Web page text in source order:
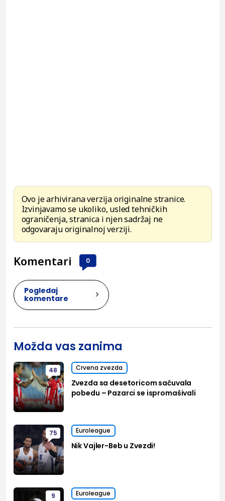
Ovo je arhivirana verzija originalne stranice.
Izvinjavamo se ukoliko, usled tehničkih
ograničenja, stranica i njen sadržaj ne
odgovaraju originalnoj verziji.
Komentari 0
Pogledaj
komentare
Možda vas zanima
48 Crvena zvezda
Zvezda sa desetoricom sačuvala
pobedu – Pazarci se ispromašivali
75 Euroleague
Nik Vajler-Beb u Zvezdi!
9 Euroleague